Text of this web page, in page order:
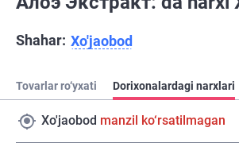
Shahar: Xo'jaobod
Tovarlar ro‘yxati Dorixonalardagi narxlari
Xo'jaobod manzil ko‘rsatilmagan